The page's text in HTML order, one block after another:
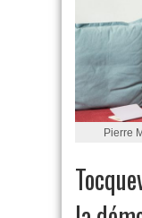
Pierre